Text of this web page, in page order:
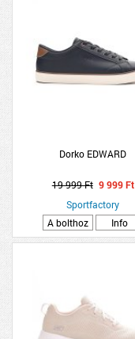
Dorko EDWARD
19 999 Ft 9 999 Ft
Sportfactory
A bolthoz
Info